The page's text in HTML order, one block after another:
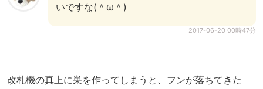
いですな(＾ω＾)
2017-06-20 00時47分
改札機の真上に巣を作ってしまうと、フンが落ちてきた